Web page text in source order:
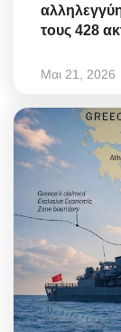
τους 428
Μαι 21, 2026